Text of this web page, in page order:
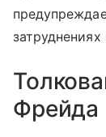
Фрейда